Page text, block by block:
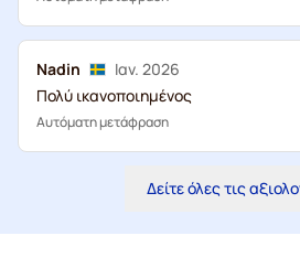
Nadin
Ιαν. 2026
Πολύ ικανοποιημένος
Αυτόματη μετάφραση
Δείτε όλες τις